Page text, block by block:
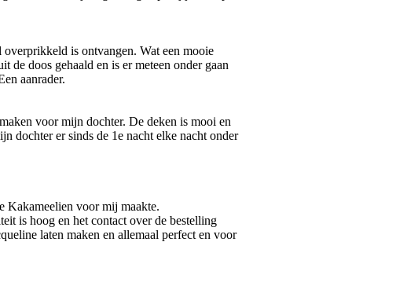
is ontvangen. Wat een mooie
de doos gehaald en is er meteen onder gaan
aanrader.
voor mijn dochter. De deken is mooi en
dochter er sinds de 1e nacht elke nacht onder
Kakameelien voor mij maakte.
is hoog en het contact over de bestelling
laten maken en allemaal perfect en voor